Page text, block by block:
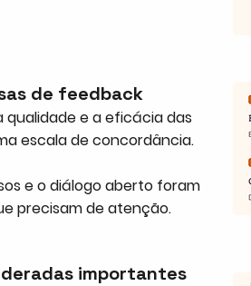
de feedback
qualidade e a eficácia das
escala de concordância.
e o diálogo aberto foram
precisam de atenção.
importantes